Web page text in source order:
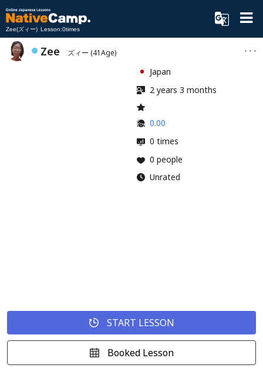
Zee(ズィー) Lesson:0times
Zee ズィー (41Age)
Japan
2 years 3 months
0.00
0 times
0 people
Unrated
START LESSON
Booked Lesson